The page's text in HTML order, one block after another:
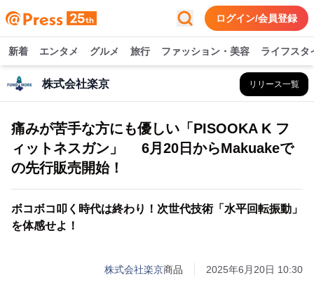
ログイン/会員登録
新着 エンタメ グルメ 旅行 ファッション・美容 ライフスタ
株式会社楽京 リリース一覧
痛みが苦手な方にも優しい「PISOOKA K フ
ィットネスガン」 6月20日からMakuakeで
の先行販売開始！
ボコボコ叩く時代は終わり！次世代技術「水平回転振動」
を体感せよ！
株式会社楽京商品 2025年6月20日 10:30